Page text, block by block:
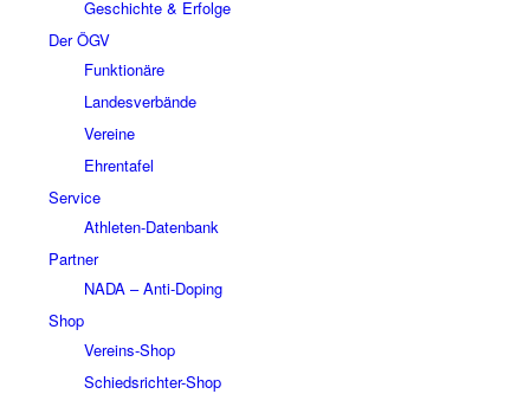
Geschichte & Erfolge
Der ÖGV
Funktionäre
Landesverbände
Vereine
Ehrentafel
Service
Athleten-Datenbank
Partner
NADA – Anti-Doping
Shop
Vereins-Shop
Schiedsrichter-Shop